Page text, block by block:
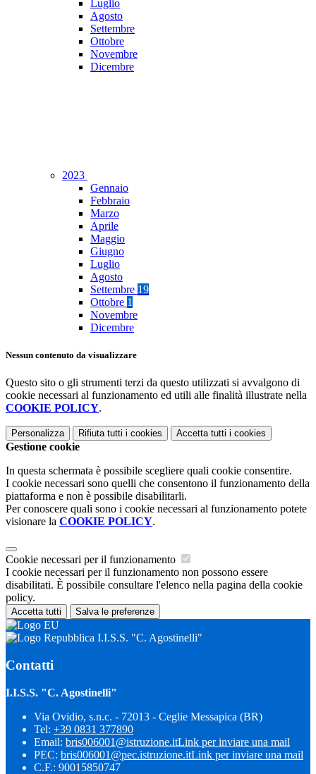
Luglio
Agosto
Settembre
Ottobre
Novembre
Dicembre
2023
Gennaio
Febbraio
Marzo
Aprile
Maggio
Giugno
Luglio
Agosto
Settembre 19
Ottobre 1
Novembre
Dicembre
Nessun contenuto da visualizzare
Questo sito o gli strumenti terzi da questo utilizzati si avvalgono di
cookie necessari al funzionamento ed utili alle finalità illustrate nella
COOKIE POLICY.
Personalizza Rifiuta tutti i cookies Accetta tutti i cookies
Gestione cookie
In questa schermata è possibile scegliere quali cookie consentire.
I cookie necessari sono quelli che consentono il funzionamento della
piattaforma e non è possibile disabilitarli.
Per conoscere quali sono i cookie necessari al funzionamento potete
visionare la COOKIE POLICY.
Cookie necessari per il funzionamento
I cookie necessari per il funzionamento non possono essere
disabilitati. È possibile consultare l'elenco nella pagina della cookie
policy.
Accetta tutti Salva le preferenze
I.I.S.S. "C. Agostinelli"
Contatti
I.I.S.S. "C. Agostinelli"
Via Ovidio, s.n.c. - 72013 - Ceglie Messapica (BR)
Tel: +39 0831 377890
Email: bris006001@istruzione.itLink per inviare una mail
PEC: bris006001@pec.istruzione.itLink per inviare una mail
C.F.: 90015850747